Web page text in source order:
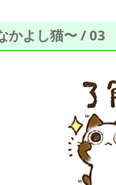
かよし猫〜 / 03